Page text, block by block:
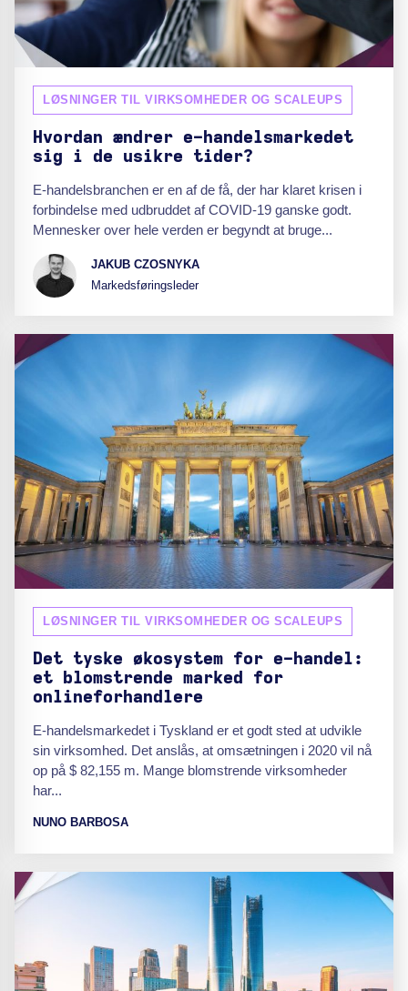
LØSNINGER TIL VIRKSOMHEDER OG SCALEUPS
Hvordan ændrer e-handelsmarkedet
sig i de usikre tider?
E-handelsbranchen er en af de få, der har klaret krisen i
forbindelse med udbruddet af COVID-19 ganske godt.
Mennesker over hele verden er begyndt at bruge...
JAKUB CZOSNYKA
Markedsføringsleder
LØSNINGER TIL VIRKSOMHEDER OG SCALEUPS
Det tyske økosystem for e-handel:
et blomstrende marked for
onlineforhandlere
E-handelsmarkedet i Tyskland er et godt sted at udvikle
sin virksomhed. Det anslås, at omsætningen i 2020 vil nå
op på $ 82,155 m. Mange blomstrende virksomheder
har...
NUNO BARBOSA